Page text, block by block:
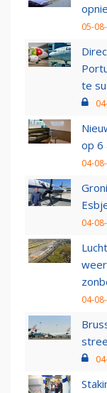
05-
te
op 6
04-
04-
04-